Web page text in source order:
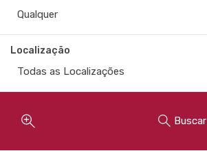
Qualquer
Localização
Todas as Localizações
Buscar